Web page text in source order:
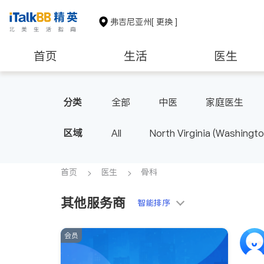
弗吉尼亚州[ 更换 ]
首页 生活 医生
分类 全部 中医 家庭医生
区域 All North Virginia
首页 医生 骨科
其他服务商 智能排序
会员